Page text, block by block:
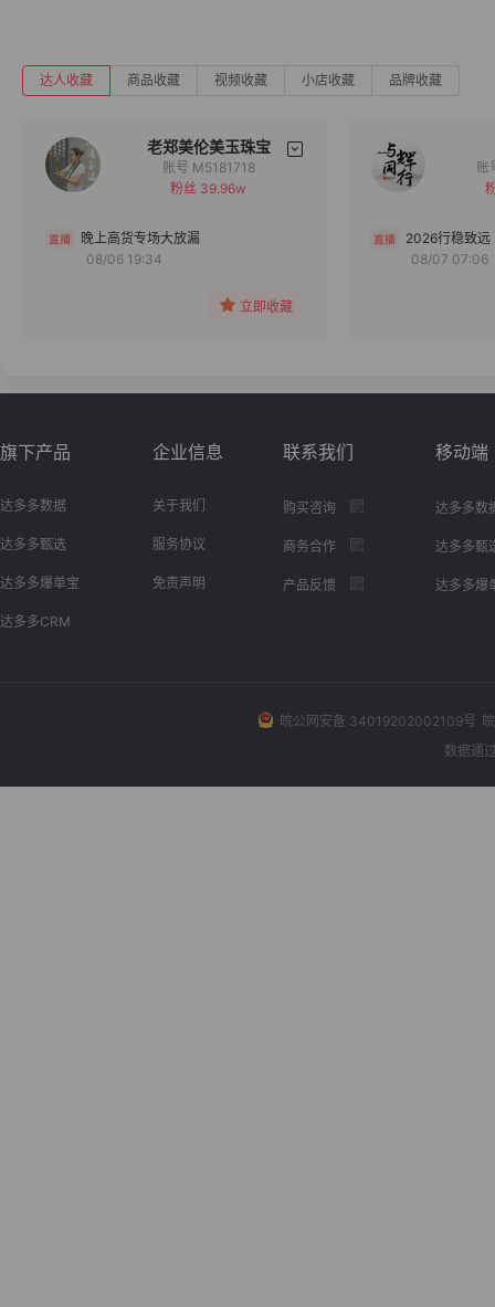
达人收藏 商品收藏 视频收藏 小店收藏 品牌收藏
老郑美伦美玉珠宝
备注
分组
账号 M5181718
粉丝 39.96w
晚上高货专场大放漏
08/06 19:34
立即收藏
2026行稳致远
08/07 07:06
旗下产品
达多多数据
达多多甄选
达多多爆单宝
达多多CRM
企业信息
关于我们
服务协议
免责声明
联系我们
购买咨询
商务合作
产品反馈
移动端
达多多数
达多多甄
达多多爆
皖公网安备 34019202002109号
数据通